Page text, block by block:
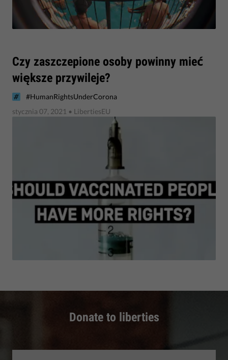
​Czy zaszczepione osoby powinny mieć
większe przywileje?
#HumanRightsUnderCorona
stycznia 07, 2021 • LibertiesEU
Donate to liberties